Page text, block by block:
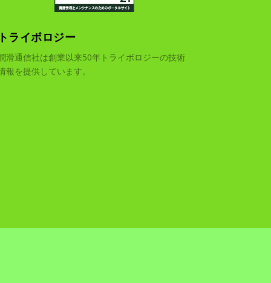
ライボロジー
滑通信社は創業以来50年トライボロジーの技術
報を提供しています。